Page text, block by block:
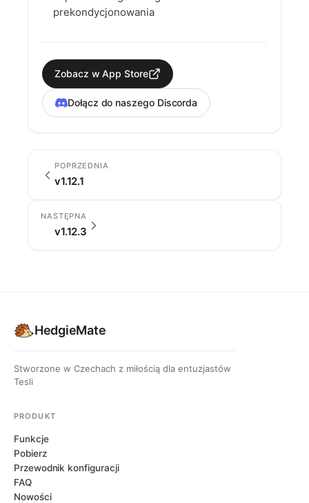
prekondycjonowania
Zobacz w App Store
Dołącz do naszego Discorda
POPRZEDNIA
v1.12.1
NASTĘPNA
v1.12.3
HedgieMate
Stworzone w Czechach z miłością dla entuzjastów
Tesli
PRODUKT
Funkcje
Pobierz
Przewodnik konfiguracji
FAQ
Nowości